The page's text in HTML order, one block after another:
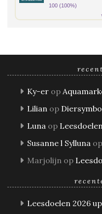
100 (100%)
Ky-er op
Lilian op
Luna op
Susanne l Sylluna op
Marjolijn op
Leesdoelen 2026